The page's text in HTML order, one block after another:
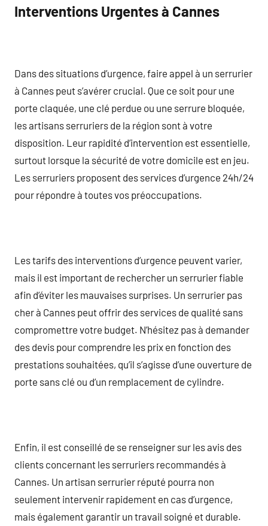
Interventions Urgentes à Cannes
Dans des situations d’urgence, faire appel à un serrurier
à Cannes peut s’avérer crucial. Que ce soit pour une
porte claquée, une clé perdue ou une serrure bloquée,
les artisans serruriers de la région sont à votre
disposition. Leur rapidité d’intervention est essentielle,
surtout lorsque la sécurité de votre domicile est en jeu.
Les serruriers proposent des services d’urgence 24h/24
pour répondre à toutes vos préoccupations.
Les tarifs des interventions d’urgence peuvent varier,
mais il est important de rechercher un serrurier fiable
afin d’éviter les mauvaises surprises. Un serrurier pas
cher à Cannes peut offrir des services de qualité sans
compromettre votre budget. N’hésitez pas à demander
des devis pour comprendre les prix en fonction des
prestations souhaitées, qu’il s’agisse d’une ouverture de
porte sans clé ou d’un remplacement de cylindre.
Enfin, il est conseillé de se renseigner sur les avis des
clients concernant les serruriers recommandés à
Cannes. Un artisan serrurier réputé pourra non
seulement intervenir rapidement en cas d’urgence,
mais également garantir un travail soigné et durable.